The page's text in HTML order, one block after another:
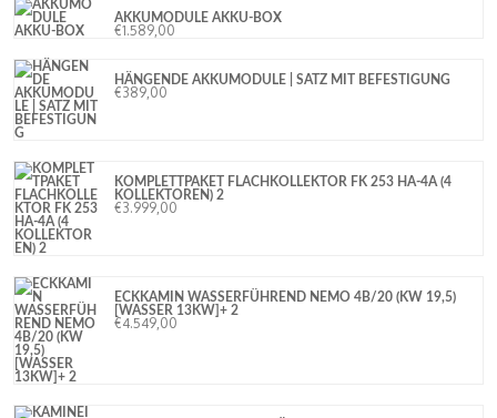
AKKUMODULE AKKU-BOX
€1.589,00
HÄNGENDE AKKUMODULE | SATZ MIT BEFESTIGUNG
€389,00
KOMPLETTPAKET FLACHKOLLEKTOR FK 253 HA-4A (4
KOLLEKTOREN) 2
€3.999,00
ECKKAMIN WASSERFÜHREND NEMO 4B/20 (KW 19,5)
[WASSER 13KW]+ 2
€4.549,00